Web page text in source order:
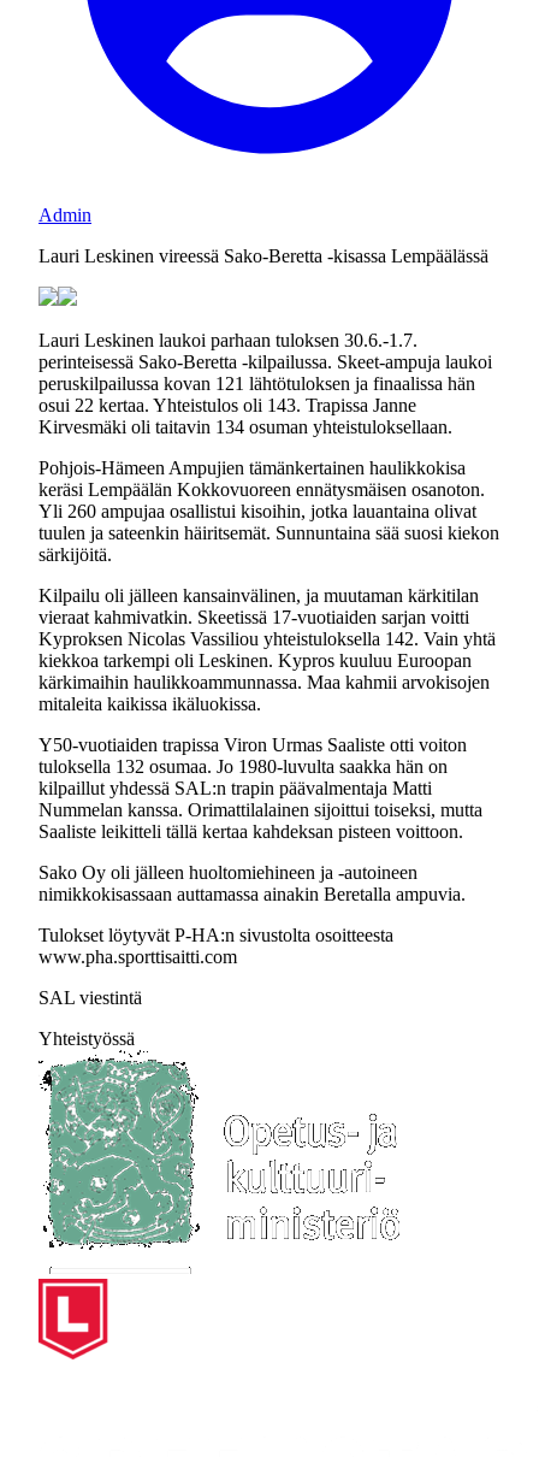
Admin
Lauri Leskinen vireessä Sako-Beretta -kisassa Lempäälässä
Lauri Leskinen laukoi parhaan tuloksen 30.6.-1.7.
perinteisessä Sako-Beretta -kilpailussa. Skeet-ampuja laukoi
peruskilpailussa kovan 121 lähtötuloksen ja finaalissa hän
osui 22 kertaa. Yhteistulos oli 143. Trapissa Janne
Kirvesmäki oli taitavin 134 osuman yhteistuloksellaan.
Pohjois-Hämeen Ampujien tämänkertainen haulikkokisa
keräsi Lempäälän Kokkovuoreen ennätysmäisen osanoton.
Yli 260 ampujaa osallistui kisoihin, jotka lauantaina olivat
tuulen ja sateenkin häiritsemät. Sunnuntaina sää suosi kiekon
särkijöitä.
Kilpailu oli jälleen kansainvälinen, ja muutaman kärkitilan
vieraat kahmivatkin. Skeetissä 17-vuotiaiden sarjan voitti
Kyproksen Nicolas Vassiliou yhteistuloksella 142. Vain yhtä
kiekkoa tarkempi oli Leskinen. Kypros kuuluu Euroopan
kärkimaihin haulikkoammunnassa. Maa kahmii arvokisojen
mitaleita kaikissa ikäluokissa.
Y50-vuotiaiden trapissa Viron Urmas Saaliste otti voiton
tuloksella 132 osumaa. Jo 1980-luvulta saakka hän on
kilpaillut yhdessä SAL:n trapin päävalmentaja Matti
Nummelan kanssa. Orimattilalainen sijoittui toiseksi, mutta
Saaliste leikitteli tällä kertaa kahdeksan pisteen voittoon.
Sako Oy oli jälleen huoltomiehineen ja -autoineen
nimikkokisassaan auttamassa ainakin Beretalla ampuvia.
Tulokset löytyvät P-HA:n sivustolta osoitteesta
www.pha.sporttisaitti.com
SAL viestintä
Yhteistyössä